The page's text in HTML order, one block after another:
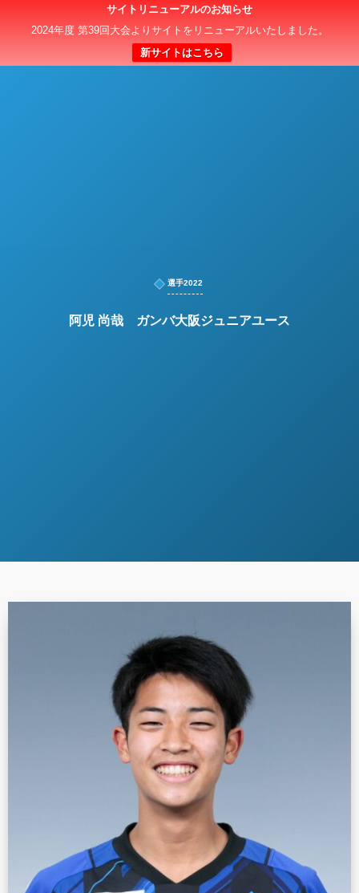
サイトリニューアルのお知らせ
2024年度 第39回大会よりサイトをリニューアルいたしました。
新サイトはこちら
日本クラブユースサッカー選手権（U-15）大会
選手2022
阿児 尚哉 ガンバ大阪ジュニアユース